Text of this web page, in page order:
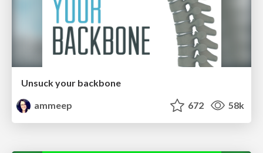
Unsuck your backbone
ammeep
672 58k